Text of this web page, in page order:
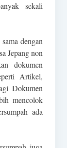
sekali
dengan
Jepang non
dokumen
Artikel,
Dokumen
mencolok
ada